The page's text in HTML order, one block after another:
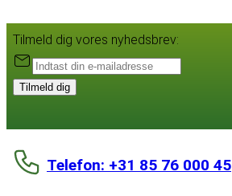
Tilmeld dig vores nyhedsbrev:
Tilmeld dig
Telefon: +31 85 76 000 45